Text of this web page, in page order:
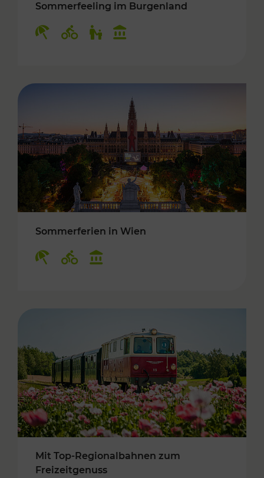
Sommerfeeling im Burgenland
Sommerferien in Wien
Mit Top-Regionalbahnen zum
Freizeitgenuss